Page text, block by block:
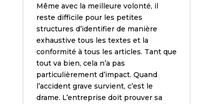
Même avec la meilleure volonté, il
reste difficile pour les petites
structures d’identifier de manière
exhaustive tous les textes et la
conformité à tous les articles. Tant que
tout va bien, cela n’a pas
particulièrement d’impact. Quand
l’accident grave survient, c’est le
drame. L’entreprise doit prouver sa